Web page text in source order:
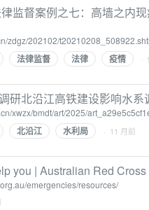
监督案例之七：高墙之内
zdgz/202102/
法律监督 法律 疫情 ·
研北沿江高铁建设影响水系
xwzx/bmdt/art/2025/
北沿江 水利局 · 11 月前
you | Australian Red Cross
emergencies/resources/